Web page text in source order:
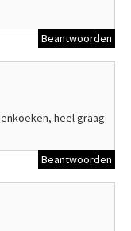
Beantwoorden
heel graag
Beantwoorden